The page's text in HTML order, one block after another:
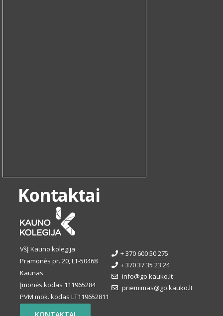
Kontaktai
VšĮ Kauno kolegija
Pramonės pr. 20, LT-50468
Kaunas
Įmonės kodas 111965284
PVM mok. kodas LT119652811
+ 370 600 50 275
+ 370 37 35 23 24
info@go.kauko.lt
priemimas@go.kauko.lt